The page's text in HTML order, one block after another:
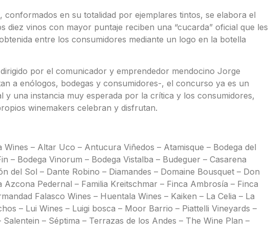
conformados en su totalidad por ejemplares tintos, se elabora el
diez vinos con mayor puntaje reciben una “cucarda” oficial que les
entre los consumidores mediante un logo en la botella
por el comunicador y emprendedor mendocino Jorge
a enólogos, bodegas y consumidores-, el concurso ya es un
y una instancia muy esperada por la crítica y los consumidores,
winemakers celebran y disfrutan.
– Altar Uco – Antucura Viñedos – Atamisque – Bodega del
– Bodega Vinorum – Bodega Vistalba – Budeguer – Casarena
del Sol – Dante Robino – Diamandes – Domaine Bousquet – Don
Azcona Pedernal – Familia Kreitschmar – Finca Ambrosía – Finca
Falasco Wines – Huentala Wines – Kaiken – La Celia – La
– Lui Wines – Luigi bosca – Moor Barrio – Piattelli Vineyards –
– Séptima – Terrazas de los Andes – The Wine Plan –